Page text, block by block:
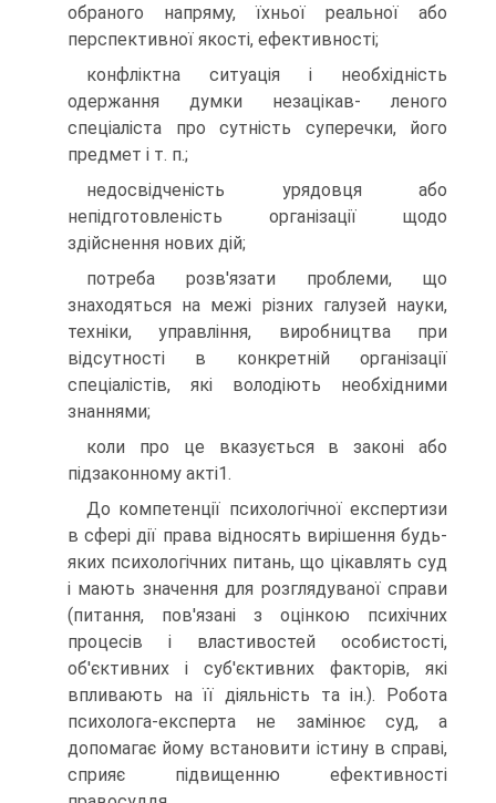
обраного напряму, їхньої реальної або
перспективної якості, ефективності;
конфліктна ситуація і необхідність
одержання думки незацікав- леного
спеціаліста про сутність суперечки, його
предмет і т. п.;
недосвідченість урядовця або
непідготовленість організації щодо
здійснення нових дій;
потреба розв'язати проблеми, що
знаходяться на межі різних галузей науки,
техніки, управління, виробництва при
відсутності в конкретній організації
спеціалістів, які володіють необхідними
знаннями;
коли про це вказується в законі або
підзаконному акті1.
До компетенції психологічної експертизи
в сфері дії права відносять вирішення будь-
яких психологічних питань, що цікавлять суд
і мають значення для розглядуваної справи
(питання, пов'язані з оцінкою психічних
процесів і властивостей особистості,
об'єктивних і суб'єктивних факторів, які
впливають на її діяльність та ін.). Робота
психолога-експерта не замінює суд, а
допомагає йому встановити істину в справі,
сприяє підвищенню ефективності